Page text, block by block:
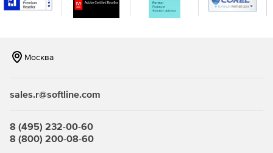
Москва
sales.r@softline.com
8 (495) 232-00-60
8 (800) 200-08-60